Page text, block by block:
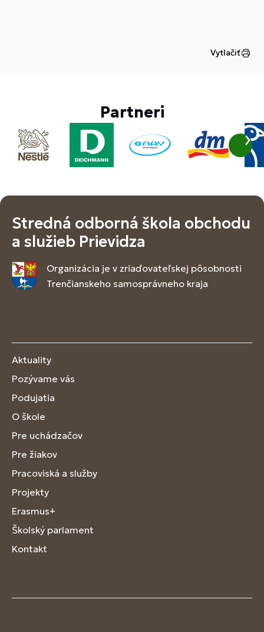
Vytlačiť
Partneri
Stredná odborná škola obchodu
a služieb Prievidza
Organizácia je v zriaďovateľskej pôsobnosti
Trenčianskeho samosprávneho kraja
Aktuality
Pozývame vás
Podujatia
O škole
Pre uchádzačov
Pre žiakov
Pracoviská a služby
Projekty
Erasmus+
Školský parlament
Kontakt